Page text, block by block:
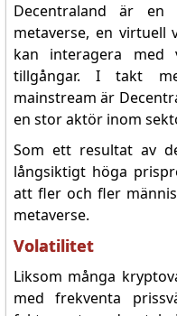
Decentraland är
metaverse, en virtuell
kan interagera med
tillgångar. I takt
mainstream är
en stor aktör inom
Som ett resultat av
långsiktigt höga
att fler och fler
metaverse.
Volatilitet
Liksom många
med frekventa